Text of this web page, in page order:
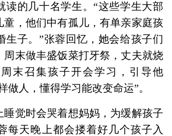
读的几十名学生。“这些学生大部
童，他们中有孤儿，有单亲家庭孩
生子。”张蓉回忆，她会给孩子们
周末做丰盛饭菜打牙祭，丈夫就烧
末召集孩子开会学习，引导他
做人，懂得学习能改变命运”。
睡觉时会哭着想妈妈，为缓解孩子
每天晚上都会搂着好几个孩子入